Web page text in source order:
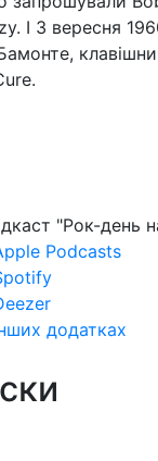
І 3 вересня
"Рок-день
Podcasts
додатках